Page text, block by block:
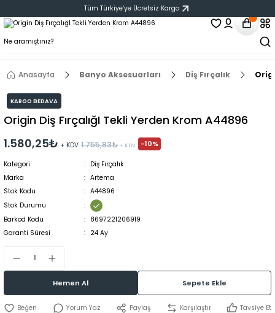
Tüm Türkiye‘ye Ücretsiz Kargo
Anasayfa Banyo Aksesuarları Diş Fırçalık
KARGO BEDAVA
Origin Diş FırçalığI Tekli Yerden Krom A44896
1.580,25₺ + KDV 1.755,83₺ + KDV -10%
Kategori
Diş Fırçalık
Marka
Artema
Stok Kodu
A44896
Stok Durumu
Barkod Kodu
8697221206919
Garanti Süresi
24 Ay
Hemen Al Sepete Ekle
Yorum Yaz Paylaş Karşılaştır Tavsiye Et